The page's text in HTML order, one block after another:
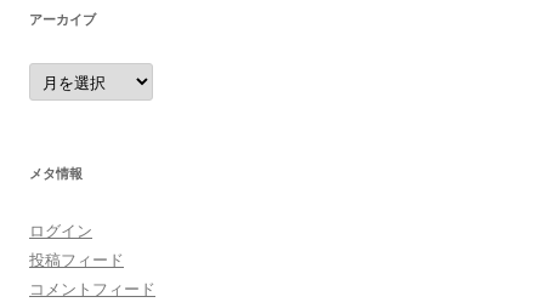
アーカイブ
ア
ー
カ
メタ情報
ログイン
投稿フィード
コメントフィード